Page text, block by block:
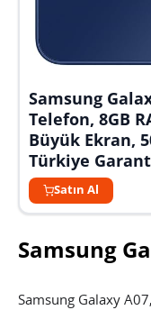
Samsung
Telefon, 8GB
Büyük Ekran,
Türkiye
Satın Al
Samsung
Samsung Galaxy